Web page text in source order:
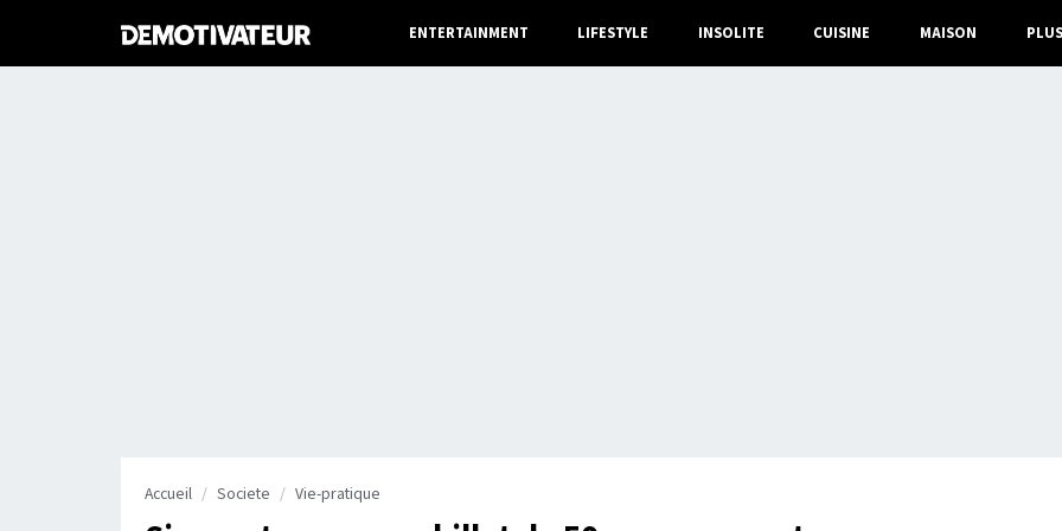
ENTERTAINMENT LIFESTYLE INSOLITE CUISINE MAISON PLUS
Accueil Societe Vie-pratique